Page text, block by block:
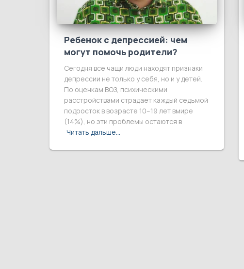
Ребенок с депрессией: чем
могут помочь родители?
Сегодня все чащи люди находят признаки
депрессии не только у себя, но и у детей.
По оценкам ВОЗ, психическими
расстройствами страдает каждый седьмой
подросток в возрасте 10–19 лет вмире
(14%), но эти проблемы остаются в
Читать дальше…